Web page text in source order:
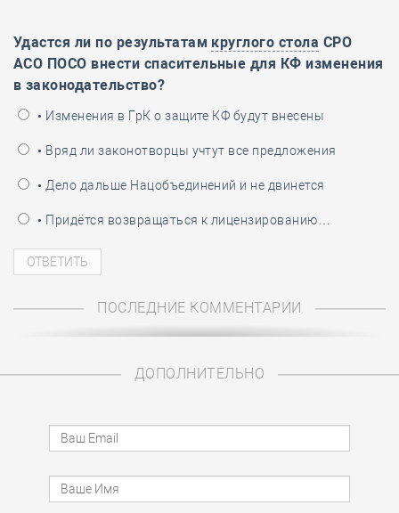
Удастся ли по результатам круглого стола СРО
АСО ПОСО внести спасительные для КФ изменения
в законодательство?
• Изменения в ГрК о защите КФ будут внесены
• Вряд ли законотворцы учтут все предложения
• Дело дальше Нацобъединений и не двинется
• Придётся возвращаться к лицензированию…
ПОСЛЕДНИЕ КОММЕНТАРИИ
ДОПОЛНИТЕЛЬНО